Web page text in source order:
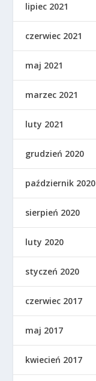
lipiec 2021
czerwiec 2021
maj 2021
marzec 2021
luty 2021
grudzień 2020
październik 2020
sierpień 2020
luty 2020
styczeń 2020
czerwiec 2017
maj 2017
kwiecień 2017